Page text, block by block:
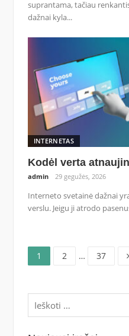
suprantama, tačiau
dažnai kyla...
INTERNETAS
Kodėl verta
admin 29 gegužės, 2026
Interneto svetainė dažnai
verslu. Jeigu ji atrodo
Navigacija
įrašų
Puslapis
1 2 … 37
Ieškoti: